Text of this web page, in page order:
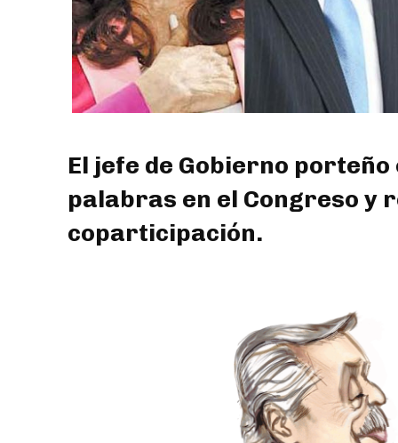
El jefe de Gobierno
palabras en el Congreso y
coparticipación.